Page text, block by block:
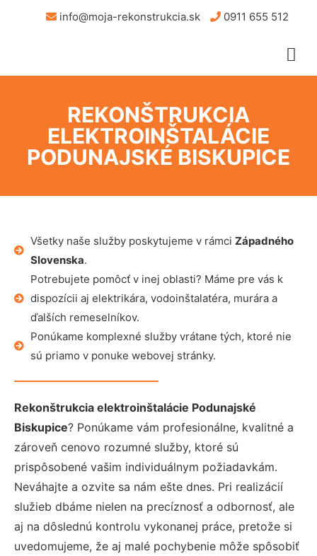
info@moja-rekonstrukcia.sk 0911 655 512
REKONŠTRUKCIA
ELEKTROINŠTALÁCIE
PODUNAJSKÉ BISKUPICE
Všetky naše služby poskytujeme v rámci Západného
Slovenska.
Potrebujete pomôcť v inej oblasti? Máme pre vás k
dispozícii aj elektrikára, vodoinštalatéra, murára a
ďalších remeselníkov.
Ponúkame komplexné služby vrátane tých, ktoré nie
sú priamo v ponuke webovej stránky.
Rekonštrukcia elektroinštalácie Podunajské
Biskupice? Ponúkame vám profesionálne, kvalitné a
zároveň cenovo rozumné služby, ktoré sú
prispôsobené vašim individuálnym požiadavkám.
Neváhajte a ozvite sa nám ešte dnes. Pri realizácií
služieb dbáme nielen na precíznosť a odbornosť, ale
aj na dôslednú kontrolu vykonanej práce, pretože si
uvedomujeme, že aj malé pochybenie môže spôsobiť